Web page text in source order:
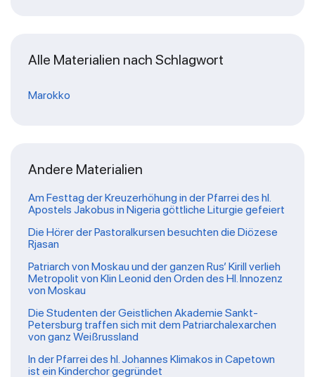
Alle Materialien nach Schlagwort
Marokko
Andere Materialien
Am Festtag der Kreuzerhöhung in der Pfarrei des hl.
Apostels Jakobus in Nigeria göttliche Liturgie gefeiert
Die Hörer der Pastoralkursen besuchten die Diözese
Rjasan
Patriarch von Moskau und der ganzen Rus’ Kirill verlieh
Metropolit von Klin Leonid den Orden des Hl. Innozenz
von Moskau
Die Studenten der Geistlichen Akademie Sankt-
Petersburg traffen sich mit dem Patriarchalexarchen
von ganz Weißrussland
In der Pfarrei des hl. Johannes Klimakos in Capetown
ist ein Kinderchor gegründet